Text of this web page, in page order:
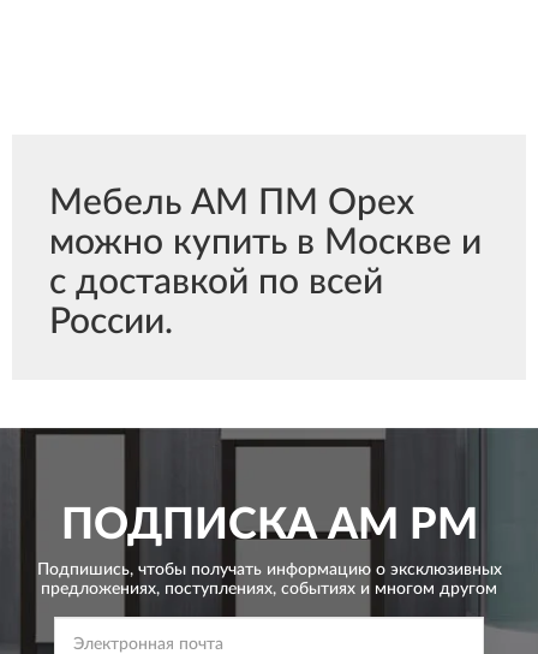
Мебель АМ ПМ Орех
можно купить в Москве и
с доставкой по всей
России.
ПОДПИСКАAM PM
Подпишись, чтобы получать информацию о эксклюзивных
предложениях, поступлениях, событиях и многом другом